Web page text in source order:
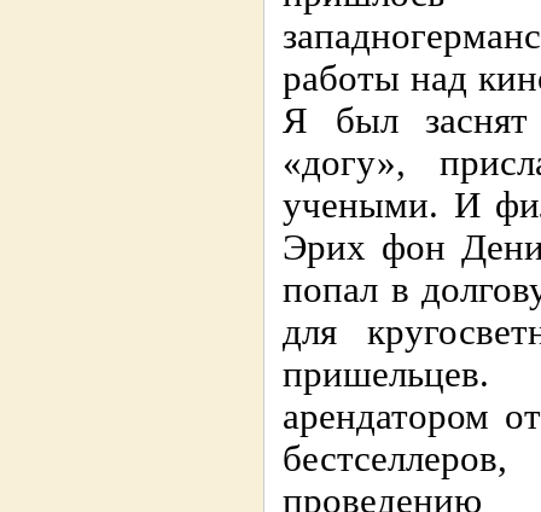
работы над
Я был заснят
«догу»,
учеными. И
Эрих фон
попал в
для
арендатором